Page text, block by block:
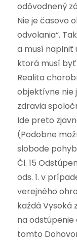
odôvodnený
Nie je časovo
odvolania“.
a musí naplniť
ktorá musí
Realita
objektívne nie
zdravia
Ide preto
(Podobne
slobode
Čl. 15
ods. 1. v
verejného
každá
na odstúpenie
tomto